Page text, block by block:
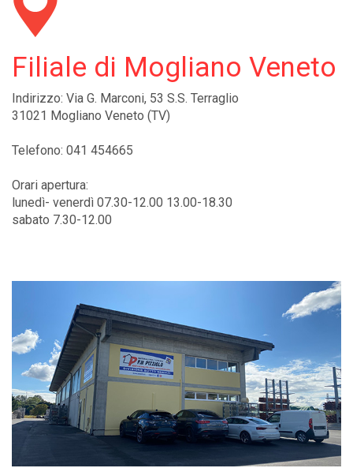
Filiale di Mogliano Veneto
Indirizzo: Via G. Marconi, 53 S.S. Terraglio
31021 Mogliano Veneto (TV)
Telefono: 041 454665
Orari apertura:
lunedì- venerdì 07.30-12.00 13.00-18.30
sabato 7.30-12.00